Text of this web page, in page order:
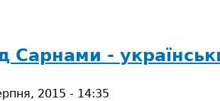
Сарнами -
2015 - 14:35